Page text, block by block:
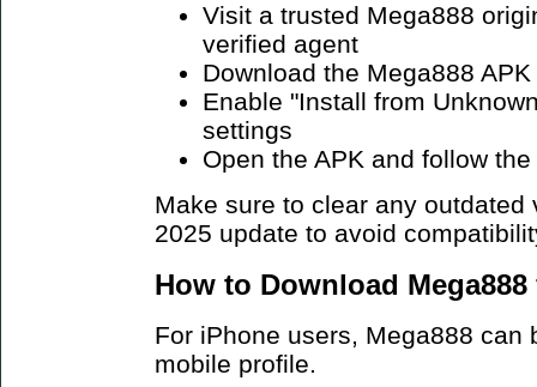
Visit a trusted Mega888
verified agent
Download the Mega888
Enable "Install from
settings
Open the APK and follow
Make sure to clear any
2025 update to avoid
How to Download
For iPhone users, Mega888 can
mobile profile.